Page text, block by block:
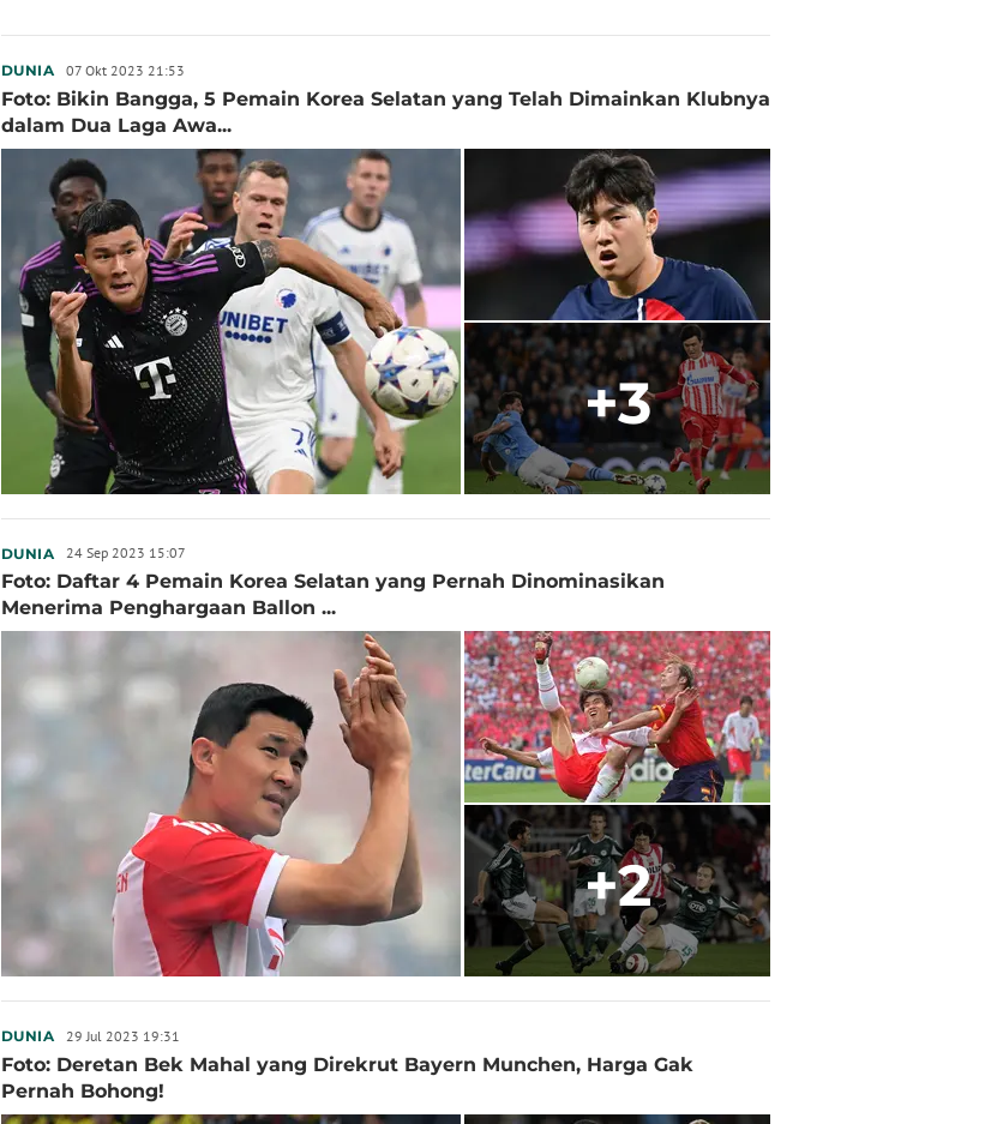
DUNIA 07 Okt 2023 21:53
Foto: Bikin Bangga, 5 Pemain Korea Selatan yang Telah Dimainkan Klubnya
dalam Dua Laga Awa...
+3
DUNIA 24 Sep 2023 15:07
Foto: Daftar 4 Pemain Korea Selatan yang Pernah Dinominasikan
Menerima Penghargaan Ballon ...
+2
DUNIA 29 Jul 2023 19:31
Foto: Deretan Bek Mahal yang Direkrut Bayern Munchen, Harga Gak
Pernah Bohong!